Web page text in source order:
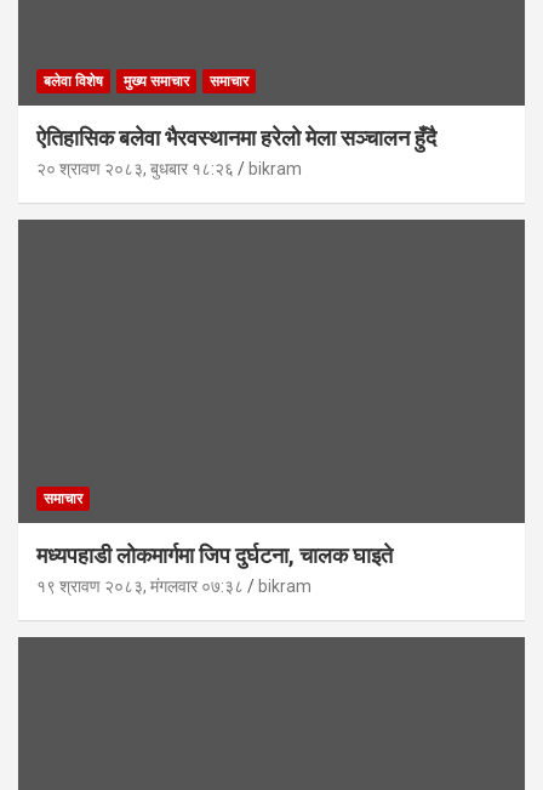
बलेवा विशेष मुख्य समाचार समाचार
ऐतिहासिक बलेवा भैरवस्थानमा हरेलो मेला सञ्चालन हुँदै
२० श्रावण २०८३, बुधबार १८:२६ bikram
समाचार
मध्यपहाडी लोकमार्गमा जिप दुर्घटना, चालक घाइते
१९ श्रावण २०८३, मंगलवार ०७:३८ bikram